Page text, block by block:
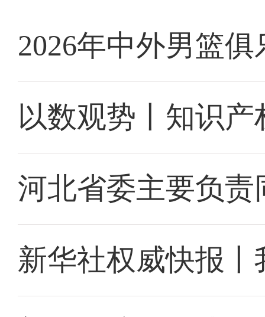
2026年中外男篮
以数观势丨知识
河北省委主要负
新华社权威快报